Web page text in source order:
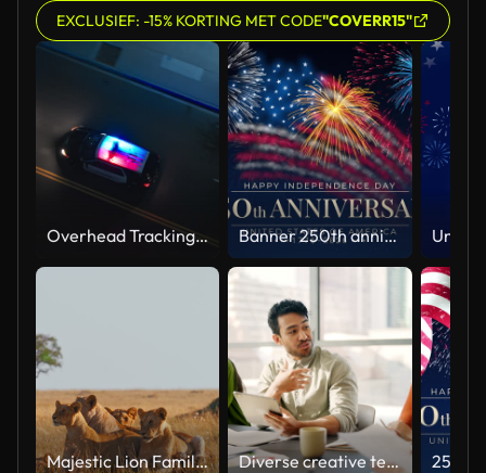
EXCLUSIEF: -15% KORTING MET CODE"COVERR15"
Overhead Tracking Drone Shot of a Police Car Driving on a City Street with Lights On at Night Banner 250th anniversary of the USA. 250 years of independence. 4th of july 2026 usa independence day, video greeting card. US flag fireworks on blue sky background. Fourth of july. 4k seamless loop
Majestic Lion Family Relaxing in Natural Habitat Under Soft Light Diverse creative team collaborating on a marketing strategy in an office meeting